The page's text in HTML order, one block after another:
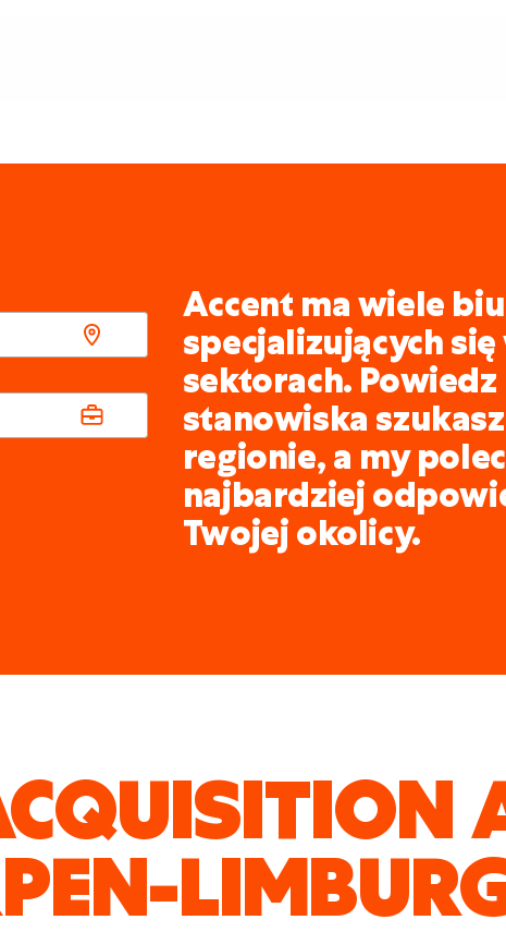
Accent ma wiele
specjalizujących
sektorach.
stanowiska
regionie, a my
najbardziej
Twojej okolicy.